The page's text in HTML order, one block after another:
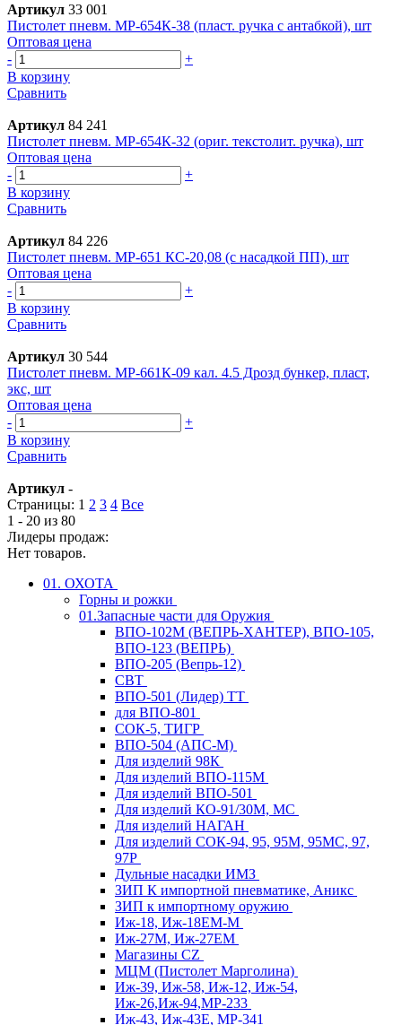
Артикул 33 001
Пистолет пневм. МР-654К-38 (пласт. ручка с антабкой), шт
Оптовая цена
-
+
В корзину
Сравнить
Артикул 84 241
Пистолет пневм. МР-654К-32 (ориг. текстолит. ручка), шт
Оптовая цена
-
+
В корзину
Сравнить
Артикул 84 226
Пистолет пневм. МР-651 КС-20,08 (с насадкой ПП), шт
Оптовая цена
-
+
В корзину
Сравнить
Артикул 30 544
Пистолет пневм. МР-661К-09 кал. 4.5 Дрозд бункер, пласт,
экс, шт
Оптовая цена
-
+
В корзину
Сравнить
Артикул -
Страницы: 1 2 3 4 Все
1 - 20 из 80
Лидеры продаж:
Нет товаров.
01. ОХОТА
Горны и рожки
01.Запасные части для Оружия
ВПО-102М (ВЕПРЬ-ХАНТЕР), ВПО-105,
ВПО-123 (ВЕПРЬ)
ВПО-205 (Вепрь-12)
СВТ
ВПО-501 (Лидер) ТТ
для ВПО-801
СОК-5, ТИГР
ВПО-504 (АПС-М)
Для изделий 98К
Для изделий ВПО-115М
Для изделий ВПО-501
Для изделий КО-91/30М, МС
Для изделий НАГАН
Для изделий СОК-94, 95, 95М, 95МС, 97,
97Р
Дульные насадки ИМЗ
ЗИП К импортной пневматике, Аникс
ЗИП к импортному оружию
Иж-18, Иж-18ЕМ-М
Иж-27М, Иж-27ЕМ
Магазины CZ
МЦМ (Пистолет Марголина)
Иж-39, Иж-58, Иж-12, Иж-54,
Иж-26,Иж-94,МР-233
Иж-43, Иж-43Е, МР-341